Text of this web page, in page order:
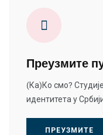
Преузмите
(Ка)Ко смо?
идентитета у
ПРЕУЗМИТЕ